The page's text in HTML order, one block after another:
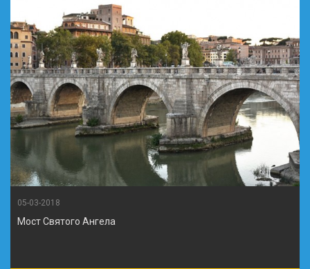
05-03-2018
Мост Святого Ангела